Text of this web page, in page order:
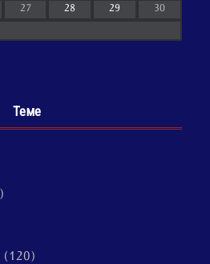
27 28 29 30
Теме
(120)